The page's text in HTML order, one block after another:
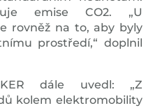
emise CO2. „U
rovněž na to, aby byly
prostředí,“ doplnil
dále uvedl: „Z
kolem elektromobility